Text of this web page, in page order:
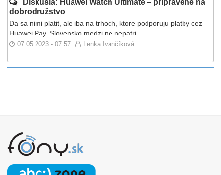
Diskusia: Huawei Watch Ultimate – pripravené na
dobrodružstvo
Da sa nimi platit, ale iba na trhoch, ktore podporuju platby cez
Huawei Pay. Slovensko medzi ne nepatri.
07.05.2023 - 07:57 Lenka Ivančíková